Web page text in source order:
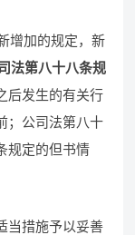
增加的规定，新
法第八十八条规
后发生的有关行
；公司法第八十
规定的但书情
当措施予以妥善